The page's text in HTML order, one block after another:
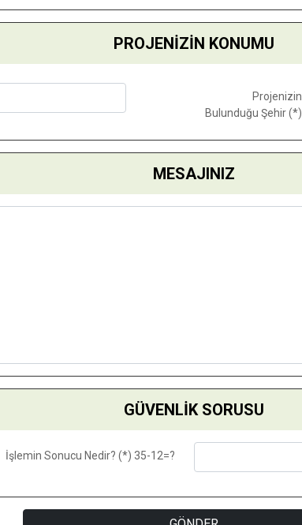
PROJENİZİN KONUMU
Projenizin
Bulunduğu Şehir (*)
MESAJINIZ
GÜVENLİK SORUSU
İşlemin Sonucu Nedir? (*) 35-12=?